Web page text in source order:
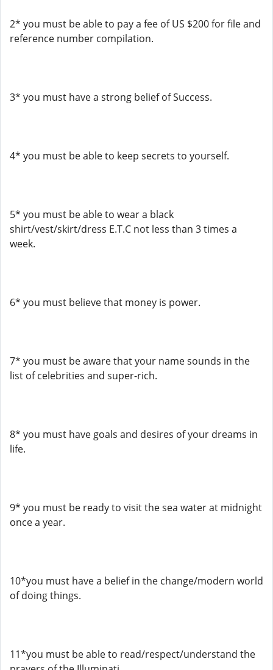
2* you must be able to pay a fee of US $200 for file and
reference number compilation.
3* you must have a strong belief of Success.
4* you must be able to keep secrets to yourself.
5* you must be able to wear a black
shirt/vest/skirt/dress E.T.C not less than 3 times a
week.
6* you must believe that money is power.
7* you must be aware that your name sounds in the
list of celebrities and super-rich.
8* you must have goals and desires of your dreams in
life.
9* you must be ready to visit the sea water at midnight
once a year.
10*you must have a belief in the change/modern world
of doing things.
11*you must be able to read/respect/understand the